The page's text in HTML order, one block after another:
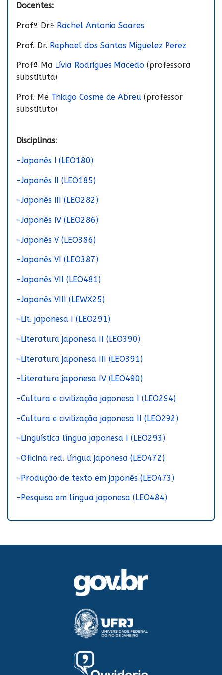
Docentes:
Profª Drª Rachel Antonio Soares
Prof. Dr. Raphael dos Santos Miguelez Perez
Profª Ma Lívia Rodrigues Macedo (professora
substituta)
Prof. Me Thiago Cosme de Abreu (professor
substituto)
Disciplinas:
-Japonês I (LEO180)
-Japonês II (LEO185)
-Japonês III (LEO282)
-Japonês IV (LEO286)
-Japonês V (LEO386)
-Japonês VI (LEO387)
-Japonês VII (LEO481)
-Japonês VIII (LEWX25)
-Lit. japonesa I (LEO291)
-Literatura japonesa II (LEO390)
-Literatura japonesa III (LEO391)
-Literatura japonesa IV (LEO490)
-Cultura e civilização japonesa I (LEO294)
-Cultura e civilização japonesa II (LEO292)
-Linguística língua japonesa I (LEO293)
-Oficina red. língua japonesa (LEO472)
-Produção de texto em japonês (LEO473)
-Pesquisa em língua japonesa (LEO484)